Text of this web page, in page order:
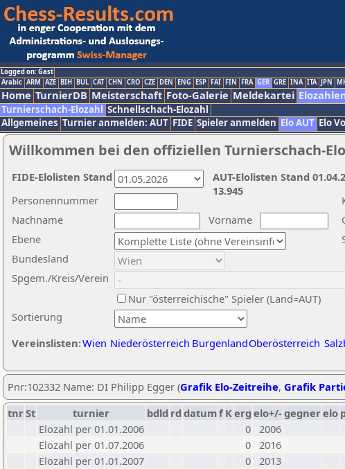
Logged on: Gast
Arabic ARM AZE BIH BUL CAT CHN CRO CZE DEN ENG ESP FAI FIN FRA GER GRE INA ITA JPN
Home TurnierDB Meisterschaft Foto-Galerie Meldekartei
Turnierschach-Elozahl Schnellschach-Elozahl
Allgemeines Turnier anmelden: AUT FIDE Spieler anmelden Elo AUT Elo
Willkommen bei den offiziellen Turnierschach-
Nachname
Vorname
Ebene
Sortierung
Personennummer
Bundesland
Spgem./Kreis/Verein
Nur "österreichische" Spieler (Land=AUT)
Vereinslisten:Wien Niederösterreich BurgenlandOberösterreich
AUT-Elolisten Stand
13.945
FIDE-Elolisten Stand
Pnr:102332 Name: DI Philipp Egger (Grafik Elo-Zeitreihe, Grafik
tnrSt turnier bdld rd datumf Kerg elo+/-gegnerelo
Elozahl per 01.01.2006
0 2006
Elozahl per 01.07.2006
0 2016
Elozahl per 01.01.2007
0 2013